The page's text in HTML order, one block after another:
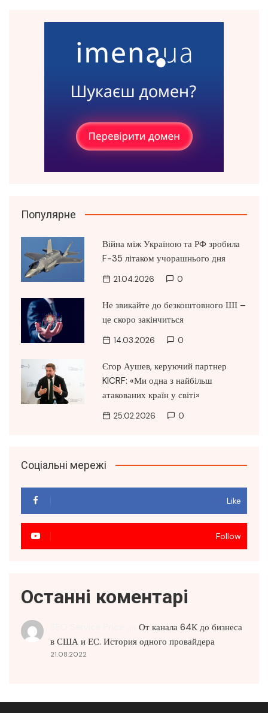
Популярне
Війна між Україною та РФ зробила
F-35 літаком учорашнього дня
21.04.2026 0
Не звикайте до безкоштовного ШІ –
це скоро закінчиться
14.03.2026 0
Єгор Аушев, керуючий партнер
KICRF: «Ми одна з найбільш
атакованих країн у світі»
25.02.2026 0
Соціальні мережі
Like
Follow
Останні коментарі
От канала 64К до бизнеса
в США и ЕС. История одного провайдера
21.08.2022